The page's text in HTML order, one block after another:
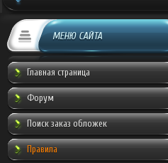
МЕНЮ САЙТА
Главная страница
Форум
Поиск заказ обложек
Правила